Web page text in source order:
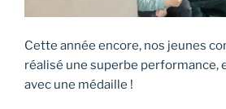
Cette année encore, nos jeunes
réalisé une superbe performance,
avec une médaille !